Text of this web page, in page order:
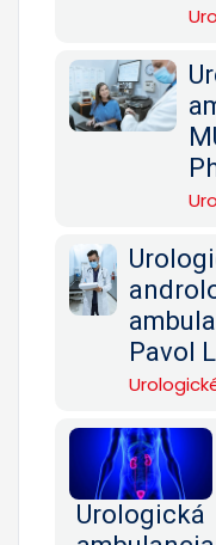
Pavol
Urologická